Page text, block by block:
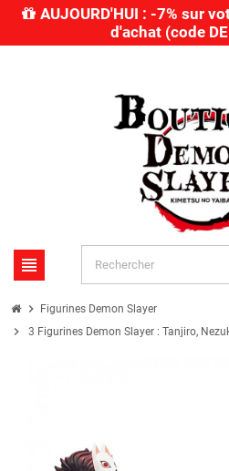
AUJOURD'HUI : -7% sur
d'achat (code
view_headline
chevron_right Figurines Demon Slayer
chevron_right 3 Figurines Demon Slayer : Tanjiro,